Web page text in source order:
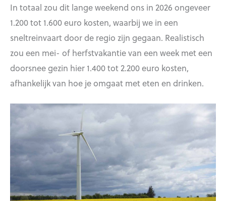
In totaal zou dit lange weekend ons in 2026 ongeveer
1.200 tot 1.600 euro kosten, waarbij we in een
sneltreinvaart door de regio zijn gegaan. Realistisch
zou een mei- of herfstvakantie van een week met een
doorsnee gezin hier 1.400 tot 2.200 euro kosten,
afhankelijk van hoe je omgaat met eten en drinken.